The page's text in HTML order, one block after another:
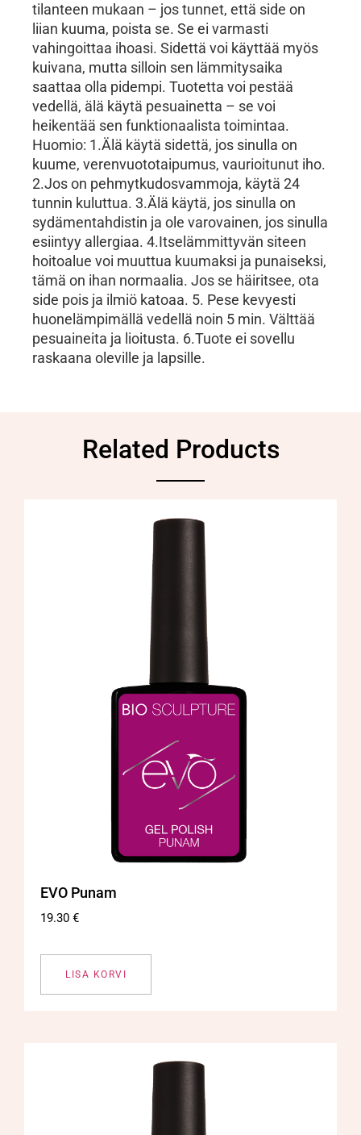
tilanteen mukaan – jos tunnet, että side on
liian kuuma, poista se. Se ei varmasti
vahingoittaa ihoasi. Sidettä voi käyttää myös
kuivana, mutta silloin sen lämmitysaika
saattaa olla pidempi. Tuotetta voi pestää
vedellä, älä käytä pesuainetta – se voi
heikentää sen funktionaalista toimintaa.
Huomio: 1.Älä käytä sidettä, jos sinulla on
kuume, verenvuototaipumus, vaurioitunut iho.
2.Jos on pehmytkudosvammoja, käytä 24
tunnin kuluttua. 3.Älä käytä, jos sinulla on
sydämentahdistin ja ole varovainen, jos sinulla
esiintyy allergiaa. 4.Itselämmittyvän siteen
hoitoalue voi muuttua kuumaksi ja punaiseksi,
tämä on ihan normaalia. Jos se häiritsee, ota
side pois ja ilmiö katoaa. 5. Pese kevyesti
huonelämpimällä vedellä noin 5 min. Välttää
pesuaineita ja lioitusta. 6.Tuote ei sovellu
raskaana oleville ja lapsille.
Related Products
EVO Punam
19.30 €
LISA KORVI